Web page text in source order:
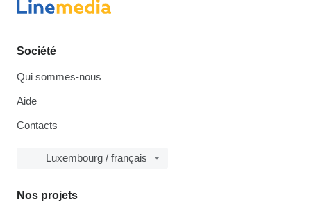
Société
Qui sommes-nous
Aide
Contacts
Luxembourg / français
Nos projets